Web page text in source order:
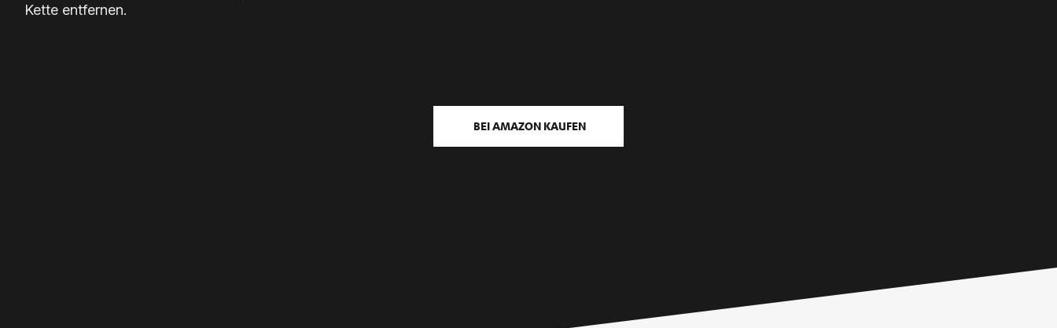
Kette entfernen.
BEI AMAZON KAUFEN